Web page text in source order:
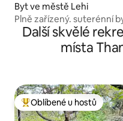
Byt ve městě Lehi
Plně zařízený.
Další skvělé
místa
Nejlepší v kategorii
Oblíbené u hostů